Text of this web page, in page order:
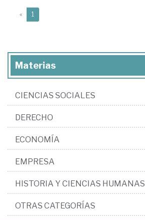
« 1
Materias
CIENCIAS SOCIALES
DERECHO
ECONOMÍA
EMPRESA
HISTORIA Y CIENCIAS HUMANAS
OTRAS CATEGORÍAS